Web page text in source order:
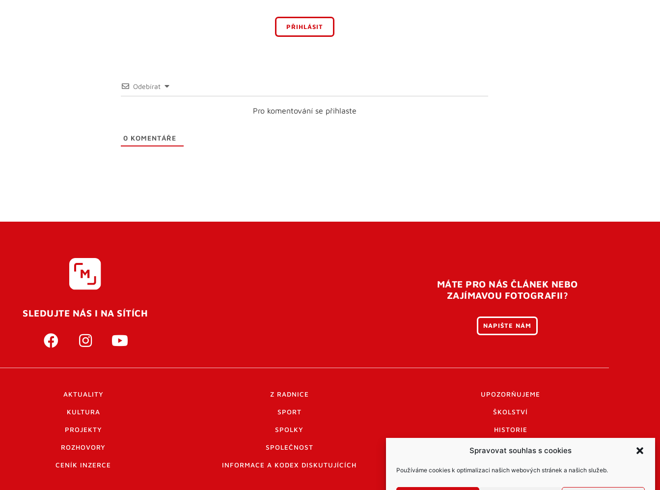
Spravovat souhlas s cookies
Používáme cookies k optimalizaci našich webových stránek a našich služeb.
PŘIHLÁSIT
Odebírat
Pro komentování se přihlaste
0 KOMENTÁŘE
SLEDUJTE NÁS I NA SÍTÍCH
MÁTE PRO NÁS ČLÁNEK NEBO
ZAJÍMAVOU FOTOGRAFII?
NAPIŠTE NÁM
AKTUALITY Z RADNICE UPOZORŇUJEME
KULTURA SPORT ŠKOLSTVÍ
PROJEKTY SPOLKY HISTORIE
ROZHOVORY SPOLEČNOST PRAKTICKÉ INFORMACE
CENÍK INZERCE INFORMACE A KODEX DISKUTUJÍCÍCH